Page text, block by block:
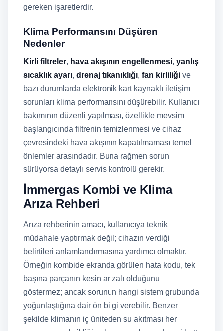
gereken işaretlerdir.
Klima Performansını Düşüren
Nedenler
Kirli filtreler, hava akışının engellenmesi, yanlış
sıcaklık ayarı, drenaj tıkanıklığı, fan kirliliği ve
bazı durumlarda elektronik kart kaynaklı iletişim
sorunları klima performansını düşürebilir. Kullanıcı
bakımının düzenli yapılması, özellikle mevsim
başlangıcında filtrenin temizlenmesi ve cihaz
çevresindeki hava akışının kapatılmaması temel
önlemler arasındadır. Buna rağmen sorun
sürüyorsa detaylı servis kontrolü gerekir.
İmmergas Kombi ve Klima
Arıza Rehberi
Arıza rehberinin amacı, kullanıcıya teknik
müdahale yaptırmak değil; cihazın verdiği
belirtileri anlamlandırmasına yardımcı olmaktır.
Örneğin kombide ekranda görülen hata kodu, tek
başına parçanın kesin arızalı olduğunu
göstermez; ancak sorunun hangi sistem grubunda
yoğunlaştığına dair ön bilgi verebilir. Benzer
şekilde klimanın iç üniteden su akıtması her